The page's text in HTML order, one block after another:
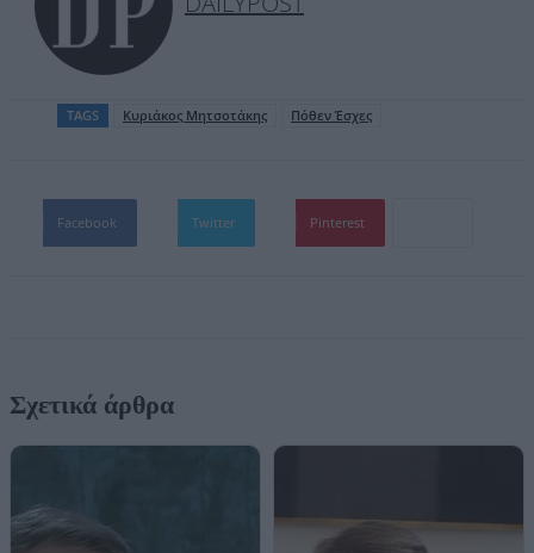
TAGS Kυριάκος Μητσοτάκης Πόθεν Έσχες
Facebook Twitter Pinterest
Σχετικά άρθρα